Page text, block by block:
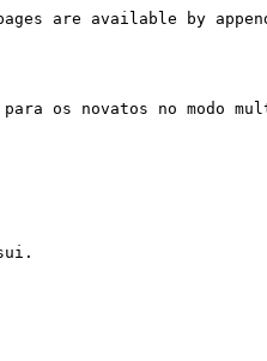
are available by
os novatos no modo